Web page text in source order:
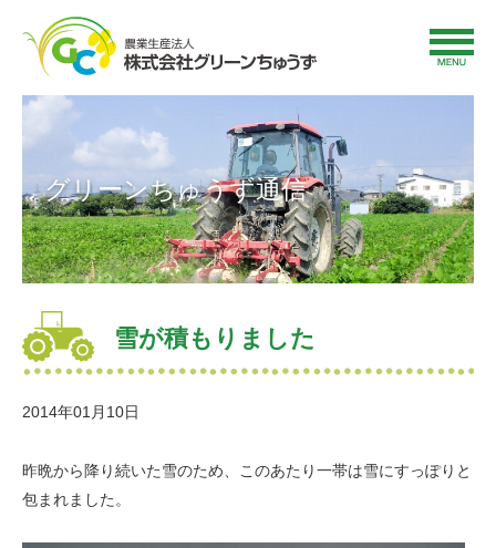
グリーンちゅうず通信
雪が積もりました
2014年01月10日
昨晩から降り続いた雪のため、このあたり一帯は雪にすっぽりと
包まれました。